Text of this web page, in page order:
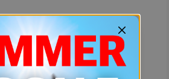
예상치 못한 에러입니다.